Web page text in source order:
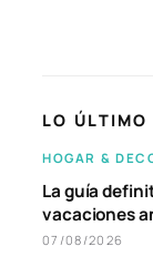
LO ÚLTIMO
HOGAR &
La guía
vacaciones
07/08/2026